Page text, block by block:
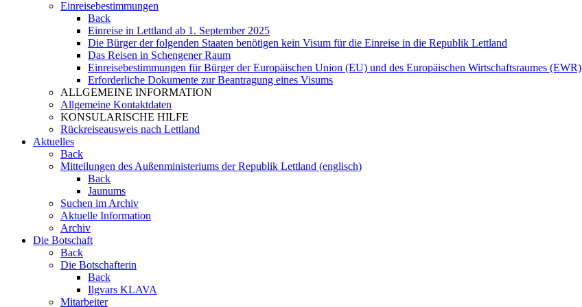
Einreisebestimmungen
Back
Einreise in Lettland ab 1. September 2025
Die Bürger der folgenden Staaten benötigen kein Visum für die Einreise in die Republik Lettland
Das Reisen in Schengener Raum
Einreisebestimmungen für Bürger der Europäischen Union (EU) und des Europäischen Wirtschaftsraumes (EWR)
Erforderliche Dokumente zur Beantragung eines Visums
ALLGEMEINE INFORMATION
Allgemeine Kontaktdaten
KONSULARISCHE HILFE
Rückreiseausweis nach Lettland
Aktuelles
Back
Mitteilungen des Außenministeriums der Republik Lettland (englisch)
Back
Jaunums
Suchen im Archiv
Aktuelle Information
Archiv
Die Botschaft
Back
Die Botschafterin
Back
Ilgvars KLAVA
Mitarbeiter